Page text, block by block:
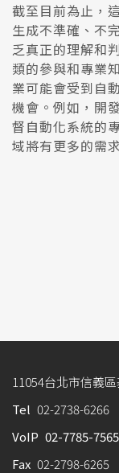
截至目前為止，
生成不準確、不
乏真正的理解和
類的參與和專業
業可能會受到自
機會。例如，開
督自動化系統的
域將有更多的需
11054台北市信義
Tel 02-2738-6266
VoIP 02-7785-7565
Fax 02-2798-6265